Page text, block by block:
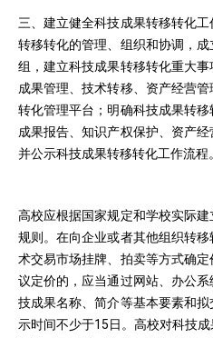
三、建立健全科技成果转移转化
转移转化的管理、组织和协调，
组，建立科技成果转移转化重大
成果管理、技术转移、资产经营
转化管理平台；明确科技成果转
成果报告、知识产权保护、资产
并公示科技成果转移转化工作流程。
高校应根据国家规定和学校实际
规则。在向企业或者其他组织转
术交易市场挂牌、拍卖等方式确
议定价的，应当通过网站、办公
技成果名称、简介等基本要素和
示时间不少于15日。高校对科技